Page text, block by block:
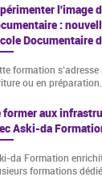
l'image
:
Documentaire
formation
ou en préparation…
former aux
Aski-da
da Formation
formations